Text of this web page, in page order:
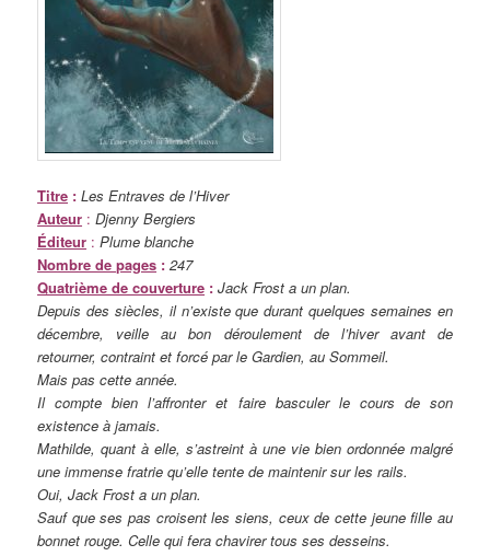
Titre : Les Entraves de l’Hiver
Auteur :Djenny Bergiers
Éditeur : Plume blanche
Nombre de pages : 247
Quatrième de couverture :Jack Frost a un plan.
Depuis des siècles, il n’existe que durant quelques semaines en
décembre, veille au bon déroulement de l’hiver avant de
retourner, contraint et forcé par le Gardien, au Sommeil.
Mais pas cette année.
Il compte bien l’affronter et faire basculer le cours de son
existence à jamais.
Mathilde, quant à elle, s’astreint à une vie bien ordonnée malgré
une immense fratrie qu’elle tente de maintenir sur les rails.
Oui, Jack Frost a un plan.
Sauf que ses pas croisent les siens, ceux de cette jeune fille au
bonnet rouge. Celle qui fera chavirer tous ses desseins.